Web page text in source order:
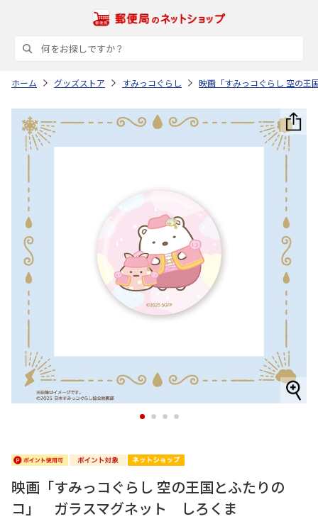
ホーム グッズストア すみっコぐらし 映画「すみっコぐらし 空の王
1 2 3 4
映画「すみっコぐらし 空の王国とふたりの
コ」 ガラスマグネット しろくま